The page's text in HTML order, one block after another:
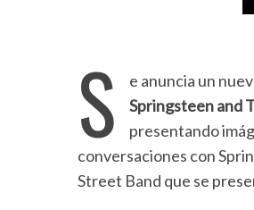
S e anuncia un
Springsteen and
presentando
conversaciones con
Street Band que se